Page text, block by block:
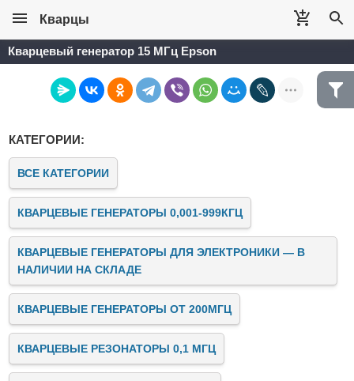
Кварцы
Кварцевый генератор 15 МГц Epson
КАТЕГОРИИ:
ВСЕ КАТЕГОРИИ
КВАРЦЕВЫЕ ГЕНЕРАТОРЫ 0,001-999КГЦ
КВАРЦЕВЫЕ ГЕНЕРАТОРЫ ДЛЯ ЭЛЕКТРОНИКИ — В
НАЛИЧИИ НА СКЛАДЕ
КВАРЦЕВЫЕ ГЕНЕРАТОРЫ ОТ 200МГЦ
КВАРЦЕВЫЕ РЕЗОНАТОРЫ 0,1 МГЦ